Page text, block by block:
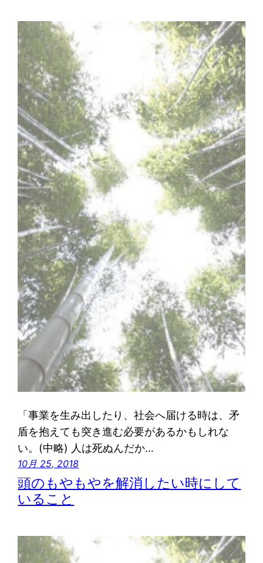
「事業を生み出したり、社会へ届ける時は、矛
盾を抱えても突き進む必要があるかもしれな
い。(中略) 人は死ぬんだか…
10月 25, 2018
頭のもやもやを解消したい時にして
いること